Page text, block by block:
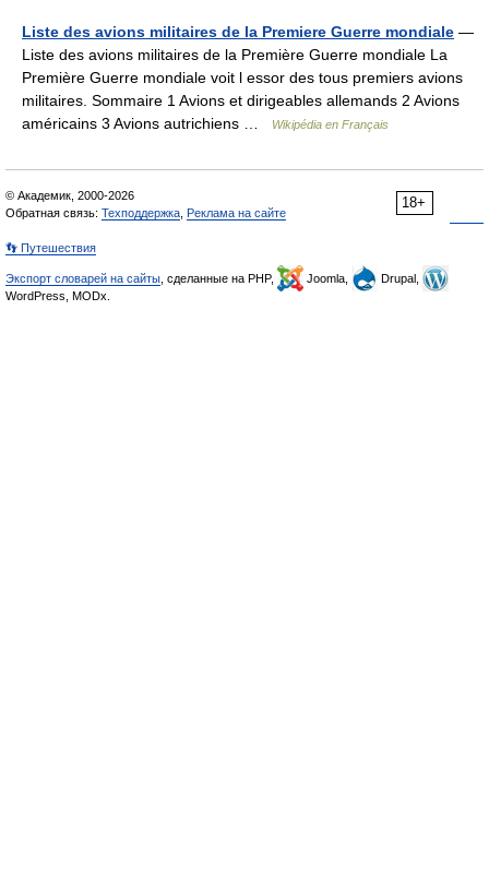
Liste des avions militaires de la Premiere Guerre mondiale —
Liste des avions militaires de la Première Guerre mondiale La
Première Guerre mondiale voit l essor des tous premiers avions
militaires. Sommaire 1 Avions et dirigeables allemands 2 Avions
américains 3 Avions autrichiens …
Wikipédia en Français
18+
© Академик, 2000-2026
Обратная связь: Техподдержка Реклама на сайте
👣 Путешествия
Экспорт словарей на сайты , сделанные на PHP, Joomla,
Drupal,
WordPress, MODx.